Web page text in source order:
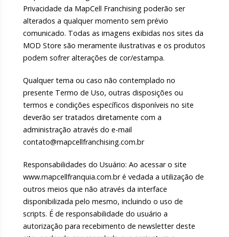
Privacidade da MapCell Franchising poderão ser
alterados a qualquer momento sem prévio
comunicado. Todas as imagens exibidas nos sites da
MOD Store são meramente ilustrativas e os produtos
podem sofrer alterações de cor/estampa.
Qualquer tema ou caso não contemplado no
presente Termo de Uso, outras disposições ou
termos e condições específicos disponíveis no site
deverão ser tratados diretamente com a
administração através do e-mail
contato@mapcellfranchising.com.br
Responsabilidades do Usuário: Ao acessar o site
www.mapcellfranquia.com.br é vedada a utilização de
outros meios que não através da interface
disponibilizada pelo mesmo, incluindo o uso de
scripts. É de responsabilidade do usuário a
autorização para recebimento de newsletter deste